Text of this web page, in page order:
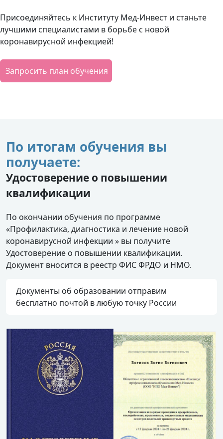
Присоединяйтесь к Институту Мед-Инвест и станьте
лучшими специалистами в борьбе с новой
коронавирусной инфекцией!
Запросить план обучения
По итогам обучения вы
получаете:
Удостоверение о повышении
квалификации
По окончании обучения по программе
«Профилактика, диагностика и лечение новой
коронавирусной инфекции » вы получите
Удостоверение о повышении квалификации.
Документ вносится в реестр ФИС ФРДО и НМО.
Документы об образовании отправим
бесплатно почтой в любую точку России